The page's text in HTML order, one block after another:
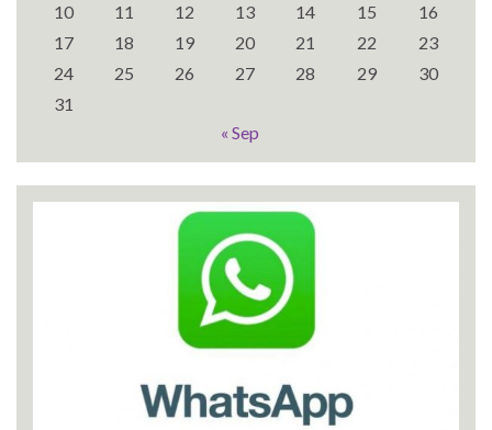
10
11 12 13 14 15
16
17
18 19 20 21 22
23
24
25 26 27 28 29
30
31
« Sep